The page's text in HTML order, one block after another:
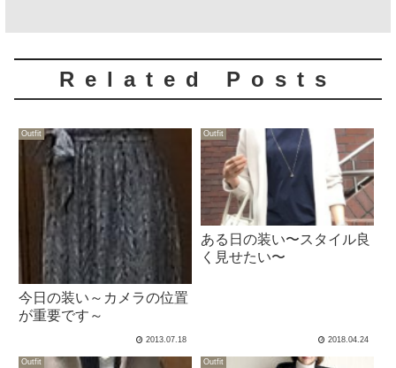
Related Posts
Outfit
今日の装い～カメラの位置
が重要です～
2013.07.18
Outfit
ある日の装い〜スタイル良
く見せたい〜
2018.04.24
Outfit Outfit